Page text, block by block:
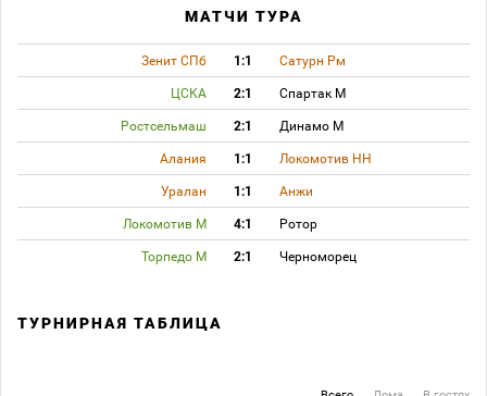
МАТЧИ ТУРА
Зенит СПб 1:1 Сатурн Рм
ЦСКА 2:1 Спартак М
Ростсельмаш 2:1 Динамо М
Алания 1:1 Локомотив НН
Уралан 1:1 Анжи
Локомотив М 4:1 Ротор
Торпедо М 2:1 Черноморец
ТУРНИРНАЯ ТАБЛИЦА